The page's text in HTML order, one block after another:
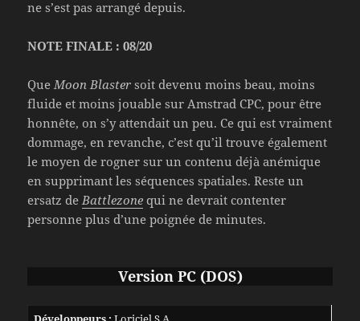
ne s’est pas arrangé depuis.
NOTE FINALE : 08/20
Que Moon Blaster soit devenu moins beau, moins
fluide et moins jouable sur Amstrad CPC, pour être
honnête, on s’y attendait un peu. Ce qui est vraiment
dommage, en revanche, c’est qu’il trouve également
le moyen de rogner sur un contenu déjà anémique
en supprimant les séquences spatiales. Reste un
ersatz de Battlezone qui ne devrait contenter
personne plus d’une poignée de minutes.
Version PC (DOS)